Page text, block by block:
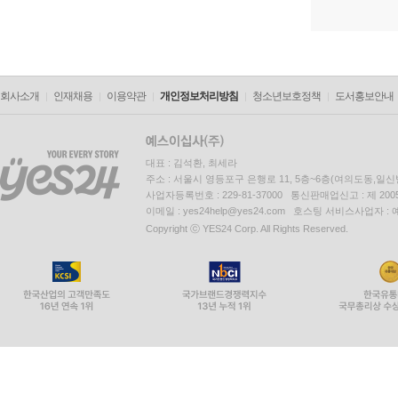
회사소개 인재채용 이용약관 개인정보처리방침 청소년보호정책 도서홍보안내
대표 : 김석환, 최세라
주소 : 서울시 영등포구 은행로 11, 5층~6층(여의도동,일신
사업자등록번호 : 229-81-37000 통신판매업신고 : 제
이메일 : yes24help@yes24.com 호스팅 서비스사업자 :
Copyright ⓒ YES24 Corp. All Rights Reserved.